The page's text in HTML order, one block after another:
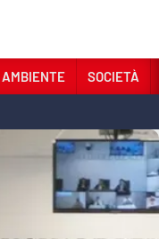
AMBIENTE SOCIETÀ